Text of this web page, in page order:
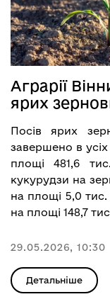
Аграрії
ярих
Посів ярих
завершено в усіх
площі 481,6
кукурудзи на
на площі 5,0 тис.
на площі 148,7
29.05.2026, 10:30
Детальніше